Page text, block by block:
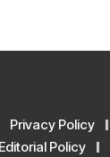
Privacy Policy
Editorial Policy